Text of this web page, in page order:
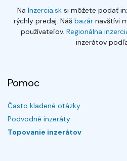
Na Inzercia.sksi môžete podať
rýchly predaj. Náš bazárnavštívi
používateľov. Regionálna
inzerátov
Pomoc
Často kladené otázky
Podvodné inzeráty
Topovanie inzerátov